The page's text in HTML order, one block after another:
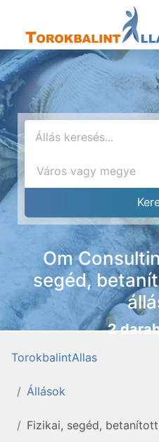
Om
segéd,
2
TorokbalintAllas
Állások
Fizikai, segéd,